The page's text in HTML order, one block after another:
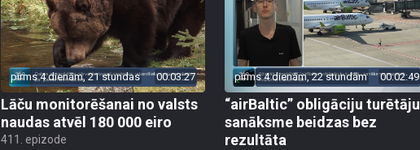
pirms 4 dienām, 21 stundas 00:03:27
Lāču monitorēšanai no valsts
naudas atvēl 180 000 eiro
411. epizode
pirms 4 dienām, 22 stundām 00:02:49
“airBaltic” obligāciju turētāju
sanāksme beidzas bez
rezultāta